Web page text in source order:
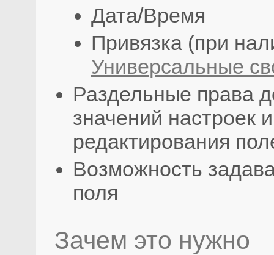
Дата/Время
Привязка (при
Универсальные
Раздельные права
значений настроек
редактирования
Возможность
поля
Зачем это нужно